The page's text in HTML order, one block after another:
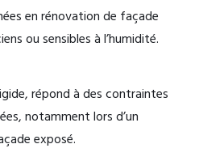
en rénovation de façade
ou sensibles à l’humidité.
répond à des contraintes
notamment lors d’un
exposé.